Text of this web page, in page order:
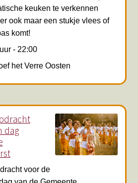
keuken te verkennen
ook maar een stukje vlees of
komt!
- 22:00
het Verre Oosten
dag
voor de